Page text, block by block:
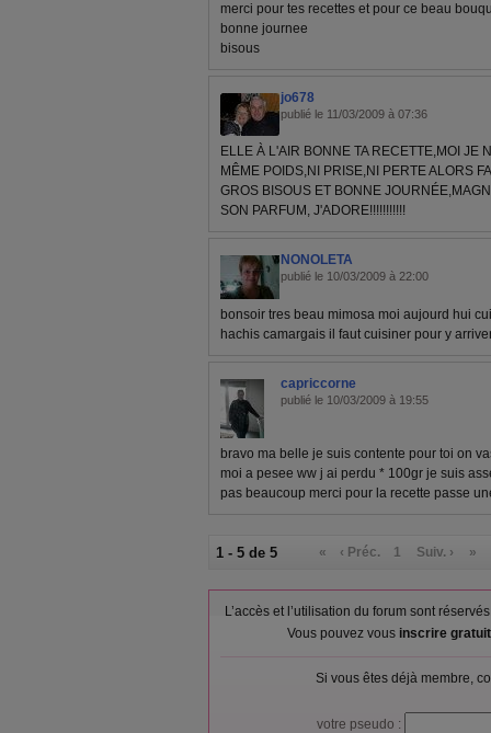
merci pour tes recettes et pour ce beau
bonne journee
bisous
jo678
publié le 11/03/2009 à 07:36
ELLE À L'AIR BONNE TA RECETTE,MOI JE
MÊME POIDS,NI PRISE,NI PERTE ALORS
GROS BISOUS ET BONNE
SON PARFUM, J'ADORE!!!!!!!!!!!
NONOLETA
publié le 10/03/2009 à 22:00
bonsoir tres beau mimosa moi aujourd hui
hachis camargais il faut cuisiner pour y
capriccorne
publié le 10/03/2009 à 19:55
bravo ma belle je suis contente pour toi on
moi a pesee ww j ai perdu * 100gr je suis
pas beaucoup merci pour la recette passe
1 - 5 de 5 « ‹ Préc. 1 Suiv. › »
L’accès et l’utilisation du forum sont
Vous pouvez vous inscrire
Si vous êtes déjà membre,
votre pseudo :